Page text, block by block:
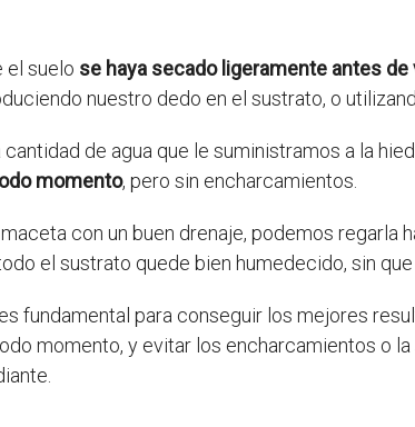
el suelo se haya secado ligeramente antes de
nuestro dedo en el sustrato, o
de agua que le suministramos a la
momento, pero sin encharcamientos.
con un buen drenaje, podemos regarla
el sustrato quede bien humedecido, sin
fundamental para conseguir los mejores
momento, y evitar los encharcamientos o